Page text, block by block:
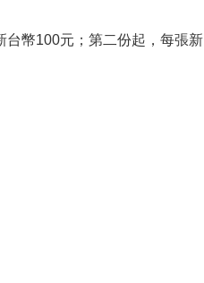
幣100元；第二份起，每張新